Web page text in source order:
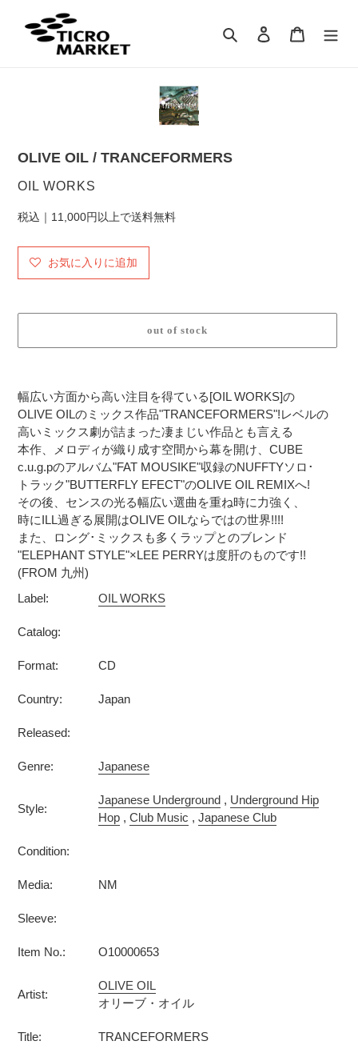
検索 ログインカート
OLIVE OIL / TRANCEFORMERS
販
元
OIL WORKS
税込｜11,000円以上で送料無料
お気に入りに追加
out of stock
ー
ト
に
商
品
を
追
加
す
る
幅広い方面から高い注目を得ている[OIL WORKS]の
OLIVE OILのミックス作品"TRANCEFORMERS"!レベルの
高いミックス劇が詰まった凄まじい作品とも言える
本作、メロディが織り成す空間から幕を開け、CUBE
c.u.g.pのアルバム"FAT MOUSIKE"収録のNUFFTYソロ･
トラック"BUTTERFLY EFECT"のOLIVE OIL REMIXへ!
その後、センスの光る幅広い選曲を重ね時に力強く、
時にILL過ぎる展開はOLIVE OILならではの世界!!!!
また、ロング･ミックスも多くラップとのブレンド
"ELEPHANT STYLE"×LEE PERRYは度肝のものです!!
(FROM 九州)
Label:
OIL WORKS
Catalog:
Format: CD
Country: Japan
Released:
Genre: Japanese
Style:
Japanese Underground , Underground Hip
Hop , Club Music , Japanese Club
Condition:
Media: NM
Sleeve:
Item No.: O10000653
Artist:
OLIVE OIL
オリーブ・オイル
Title: TRANCEFORMERS